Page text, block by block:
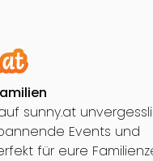
sunny.at
Events und
für eure